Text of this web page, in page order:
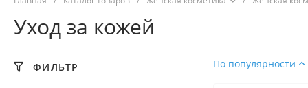
Уход за кожей
ФИЛЬТР По популярности